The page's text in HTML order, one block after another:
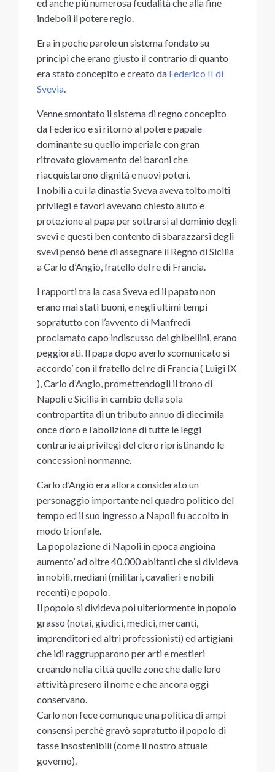
ed anche più numerosa feudalità che alla fine
indebolì il potere regio.
Era in poche parole un sistema fondato su
principi che erano giusto il contrario di quanto
era stato concepito e creato da Federico II di
Svevia.
Venne smontato il sistema di regno concepito
da Federico e si ritornò al potere papale
dominante su quello imperiale con gran
ritrovato giovamento dei baroni che
riacquistarono dignità e nuovi poteri.
I nobili a cui la dinastia Sveva aveva tolto molti
privilegi e favori avevano chiesto aiuto e
protezione al papa per sottrarsi al dominio degli
svevi e questi ben contento di sbarazzarsi degli
svevi pensò bene di assegnare il Regno di Sicilia
a Carlo d’Angiò, fratello del re di Francia.
I rapporti tra la casa Sveva ed il papato non
erano mai stati buoni, e negli ultimi tempi
sopratutto con l’avvento di Manfredi
proclamato capo indiscusso dei ghibellini, erano
peggiorati. Il papa dopo averlo scomunicato si
accordo’ con il fratello del re di Francia ( Luigi IX
), Carlo d’Angio, promettendogli il trono di
Napoli e Sicilia in cambio della sola
contropartita di un tributo annuo di diecimila
once d’oro e l’abolizione di tutte le leggi
contrarie ai privilegi del clero ripristinando le
concessioni normanne.
Carlo d’Angiò era allora considerato un
personaggio importante nel quadro politico del
tempo ed il suo ingresso a Napoli fu accolto in
modo trionfale.
La popolazione di Napoli in epoca angioina
aumento’ ad oltre 40.000 abitanti che si divideva
in nobili, mediani (militari, cavalieri e nobili
recenti) e popolo.
Il popolo si divideva poi ulteriormente in popolo
grasso (notai, giudici, medici, mercanti,
imprenditori ed altri professionisti) ed artigiani
che idi raggrupparono per arti e mestieri
creando nella città quelle zone che dalle loro
attività presero il nome e che ancora oggi
conservano.
Carlo non fece comunque una politica di ampi
consensi perchè gravò sopratutto il popolo di
tasse insostenibili (come il nostro attuale
governo).